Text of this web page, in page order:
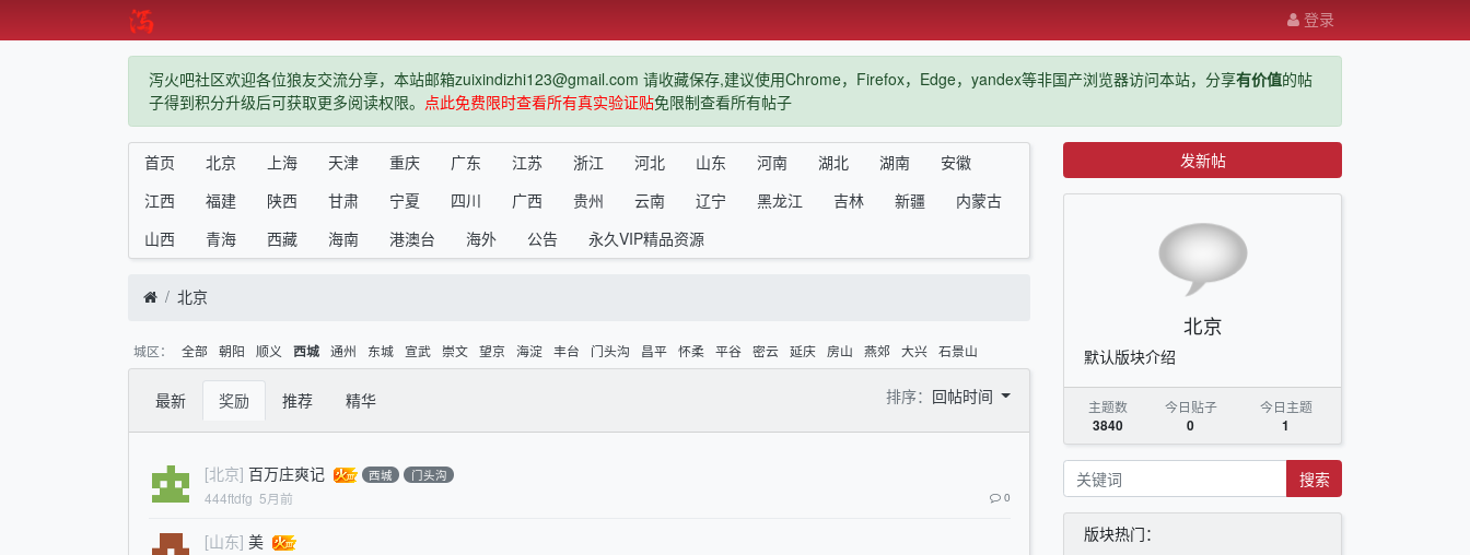
登录
泻火吧社区欢迎各位狼友交流分享，本站邮箱zuixindizhi123@gmail.com 请收藏保存,建议使用Chrome，Firefox，Edge，yandex等非国产浏览器访问本站，分享有价值的帖
子得到积分升级后可获取更多阅读权限。 点此免费限时查看所有真实验证贴免限制查看所有帖子
首页 北京 上海 天津 重庆 广东 江苏 浙江 河北 山东 河南 湖北 湖南
安徽
江西
福建 陕西 甘肃 宁夏 四川 广西 贵州 云南 辽宁 黑龙江 吉林 新疆
内蒙古
山西
青海 西藏 海南 港澳台 海外 公告 永久VIP精品资源
北京
城区： 全部 朝阳 顺义 西城 通州 东城 宣武 崇文 望京 海淀 丰台 门头沟 昌平 怀柔 平谷 密云 延庆 房山 燕郊 大兴 石景山
最新 奖励 推荐 精华 排序： 回帖时间
[北京] 百万庄爽记 西城 门头沟
444ftdfg 5月前 0
[山东] 美
发新帖
北京
默认版块介绍
主题数
3840
今日贴子
0
今日主题
1
搜索
版块热门：